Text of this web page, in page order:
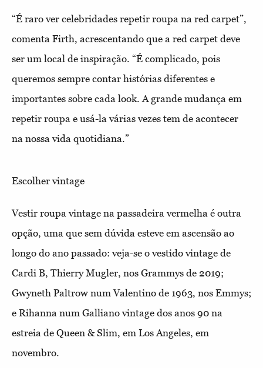
“É raro ver celebridades repetir roupa na red carpet”,
comenta Firth, acrescentando que a red carpet deve
ser um local de inspiração. “É complicado, pois
queremos sempre contar histórias diferentes e
importantes sobre cada look. A grande mudança em
repetir roupa e usá-la várias vezes tem de acontecer
na nossa vida quotidiana.”
Escolher vintage
Vestir roupa vintage na passadeira vermelha é outra
opção, uma que sem dúvida esteve em ascensão ao
longo do ano passado: veja-se o vestido vintage de
Cardi B, Thierry Mugler, nos Grammys de 2019;
Gwyneth Paltrow numValentino de 1963, nos Emmys;
e Rihanna num Galliano vintage dos anos 90 na
estreia de Queen & Slim, em Los Angeles, em
novembro.